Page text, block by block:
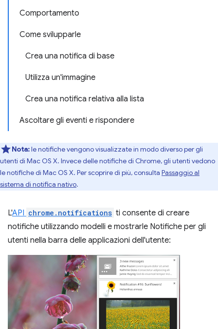
Comportamento
Come svilupparle
Crea una notifica di base
Utilizza un'immagine
Crea una notifica relativa alla lista
Ascoltare gli eventi e rispondere
Nota:le notifiche vengono visualizzate in modo diverso per gli
utenti di Mac OS X. Invece delle notifiche di Chrome, gli utenti vedono
le notifiche di Mac OS X. Per scoprire di più, consulta Passaggio al
sistema di notifica nativo.
L'API chrome.notifications ti consente di creare
notifiche utilizzando modelli e mostrarle Notifiche per gli
utenti nella barra delle applicazioni dell'utente: